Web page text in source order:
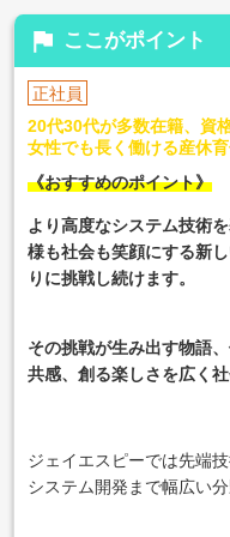
flag ここがポイント
正社員
20代30代が多数在籍、資
女性でも長く働ける産休
《おすすめのポイント》
より高度なシステム技術
様も社会も笑顔にする新
りに挑戦し続けます。
その挑戦が生み出す物語
共感、創る楽しさを広く社
ジェイエスピーでは先端
システム開発まで幅広い